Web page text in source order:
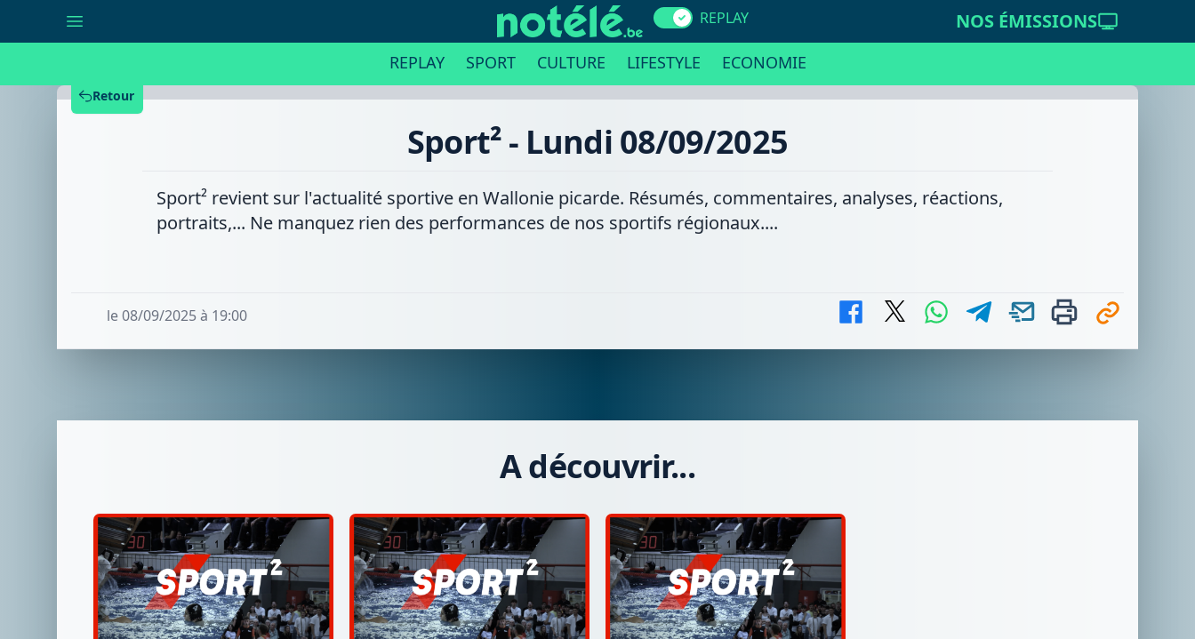
REPLAY NOS ÉMISSIONS
REPLAY SPORT CULTURE LIFESTYLE ECONOMIE
Retour
Sport² - Lundi 08/09/2025
Sport² revient sur l'actualité sportive en Wallonie picarde. Résumés, commentaires, analyses, réactions,
portraits,... Ne manquez rien des performances de nos sportifs régionaux....
le 08/09/2025 à 19:00
A découvrir...